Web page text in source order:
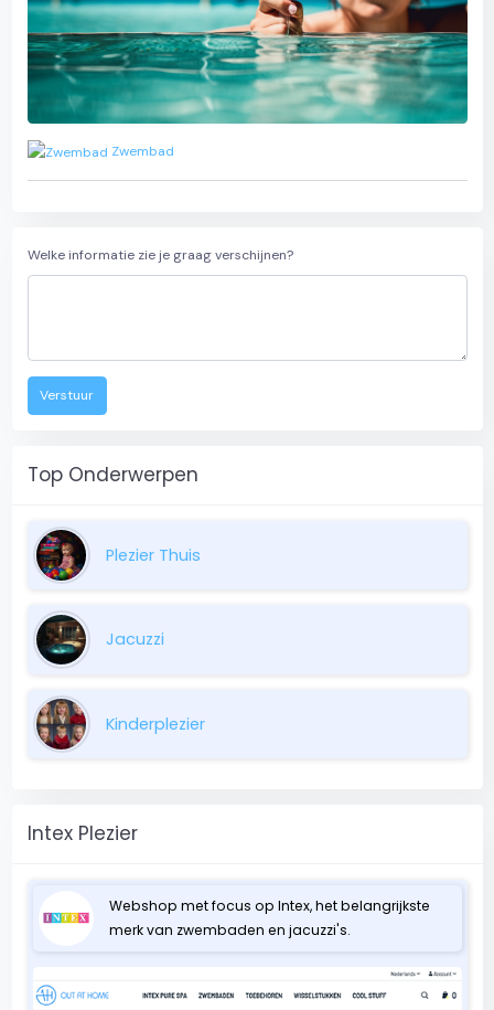
Zwembad
Welke informatie zie je graag verschijnen?
Verstuur
Top Onderwerpen
Plezier Thuis
Jacuzzi
Kinderplezier
Intex Plezier
Webshop met focus op Intex, het belangrijkste
merk van zwembaden en jacuzzi's.